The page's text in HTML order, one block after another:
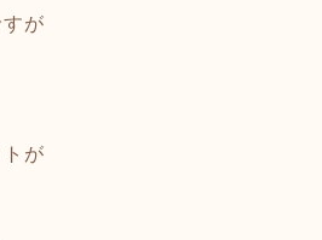
が
が